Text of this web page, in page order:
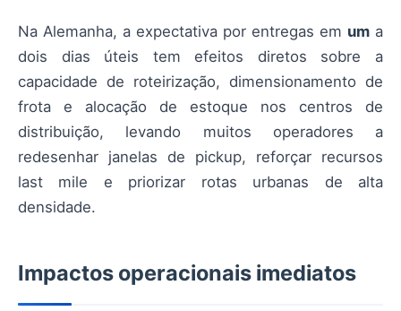
Na Alemanha, a expectativa por entregas em um a
dois dias úteis tem efeitos diretos sobre a
capacidade de roteirização, dimensionamento de
frota e alocação de estoque nos centros de
distribuição, levando muitos operadores a
redesenhar janelas de pickup, reforçar recursos
last mile e priorizar rotas urbanas de alta
densidade.
Impactos operacionais imediatos